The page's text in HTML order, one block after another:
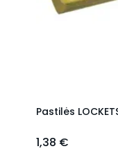
Pastilės
1,38 €